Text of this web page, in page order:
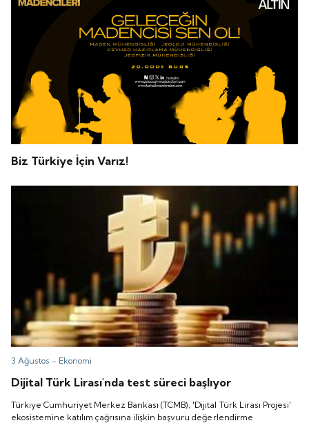
Biz Türkiye İçin Varız!
3 Ağustos - Ekonomi
Dijital Türk Lirası'nda test süreci başlıyor
Türkiye Cumhuriyet Merkez Bankası (TCMB), 'Dijital Türk Lirası Projesi'
ekosistemine katılım çağrısına ilişkin başvuru değerlendirme